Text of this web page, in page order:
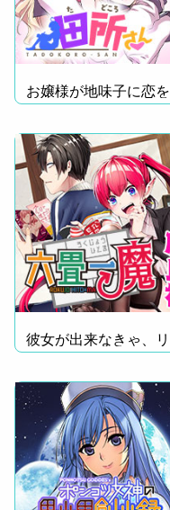
お嬢様が地味子に恋を
した!?
彼女が出来なきゃ、リ
アル爆発!?